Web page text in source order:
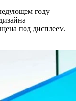
году
—
под дисплеем.